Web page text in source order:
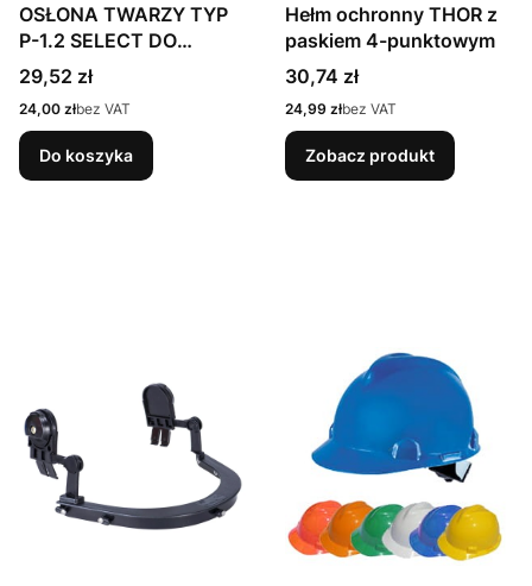
OSŁONA TWARZY TYP
P-1.2 SELECT DO
MASKPOL HO-01
Cena
29,52 zł
Cena
24,00 złbez VAT
Do koszyka
Hełm ochronny THOR z
paskiem 4-punktowym
Cena
30,74 zł
Cena
24,99 złbez VAT
Zobacz produkt